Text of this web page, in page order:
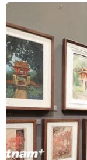
Chuột chù
lại sau 50
22/08/2020 23:30
Một loài động
đã đột ngột xuất
năm hoàn toàn
phấn khích.